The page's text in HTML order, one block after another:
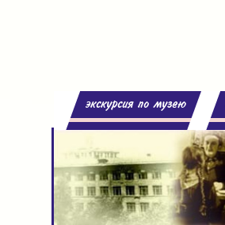
экскурсия по музею